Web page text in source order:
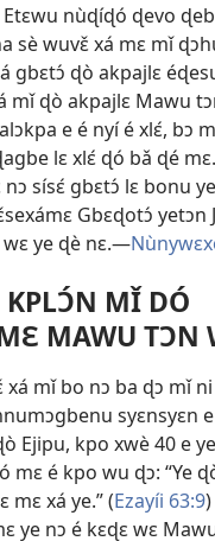
Etɛwu nùɖíɖó ɖevo
sè wuvɛ̌ xá mɛ mǐ
gbɛtɔ́ ɖò akpajlɛ
mǐ ɖò akpajlɛ Mawu
e é nyí é xlɛ́, bɔ
lɛ xlɛ́ ɖó bǎ ɖé
sísɛ́ gbɛtɔ́ lɛ bonu
Gbɛɖotɔ́ yetɔn
ye ɖè nɛ.​—
KPLƆ́N MǏ DÓ
MAWU TƆN
xá mǐ bo nɔ ba ɖɔ mǐ
syɛnsyɛn
Ejipu, kpo xwè 40 e
é kpo wu ɖɔ: “Ye
mɛ xá ye.” (Ezayíi 63:9
ye nɔ é kɛɖɛ wɛ